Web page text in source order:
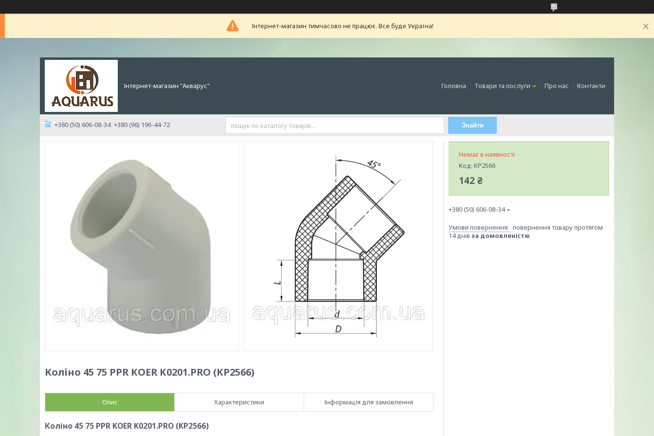
Інтернет-магазин тимчасово не працює. Все буде Україна!
Інтернет-магазин "Акварус" Головна Товари та послуги Про нас Контакти
+380 (50) 606-08-34 +380 (96) 196-44-72 Знайти
Коліно 45 75 PPR KOER K0201.PRO (KP2566)
Опис Характеристики Інформація для замовлення
Коліно 45 75 PPR KOER K0201.PRO (KP2566)
Немає в наявності
Код: KP2566
142 ₴
+380 (50) 606-08-34
повернення товару протягом
14 днів за домовленістю